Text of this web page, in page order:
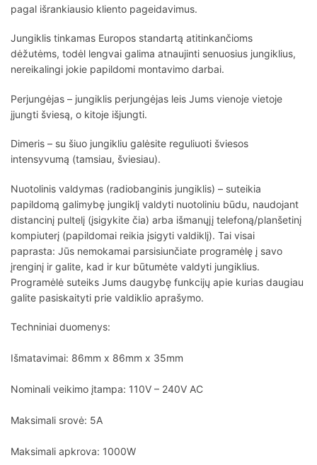
pagal išrankiausio kliento pageidavimus.
Jungiklis tinkamas Europos standartą atitinkančioms
dėžutėms, todėl lengvai galima atnaujinti senuosius jungiklius,
nereikalingi jokie papildomi montavimo darbai.
Perjungėjas – jungiklis perjungėjas leis Jums vienoje vietoje
įjungti šviesą, o kitoje išjungti.
Dimeris – su šiuo jungikliu galėsite reguliuoti šviesos
intensyvumą (tamsiau, šviesiau).
Nuotolinis valdymas (radiobanginis jungiklis) – suteikia
papildomą galimybę jungiklį valdyti nuotoliniu būdu, naudojant
distancinį pultelį (įsigykite čia) arba išmanųjį telefoną/planšetinį
kompiuterį (papildomai reikia įsigyti valdiklį). Tai visai
paprasta: Jūs nemokamai parsisiunčiate programėlę į savo
įrenginį ir galite, kad ir kur būtumėte valdyti jungiklius.
Programėlė suteiks Jums daugybę funkcijų apie kurias daugiau
galite pasiskaityti prie valdiklio aprašymo.
Techniniai duomenys:
Išmatavimai: 86mm x 86mm x 35mm
Nominali veikimo įtampa: 110V – 240V AC
Maksimali srovė: 5A
Maksimali apkrova: 1000W